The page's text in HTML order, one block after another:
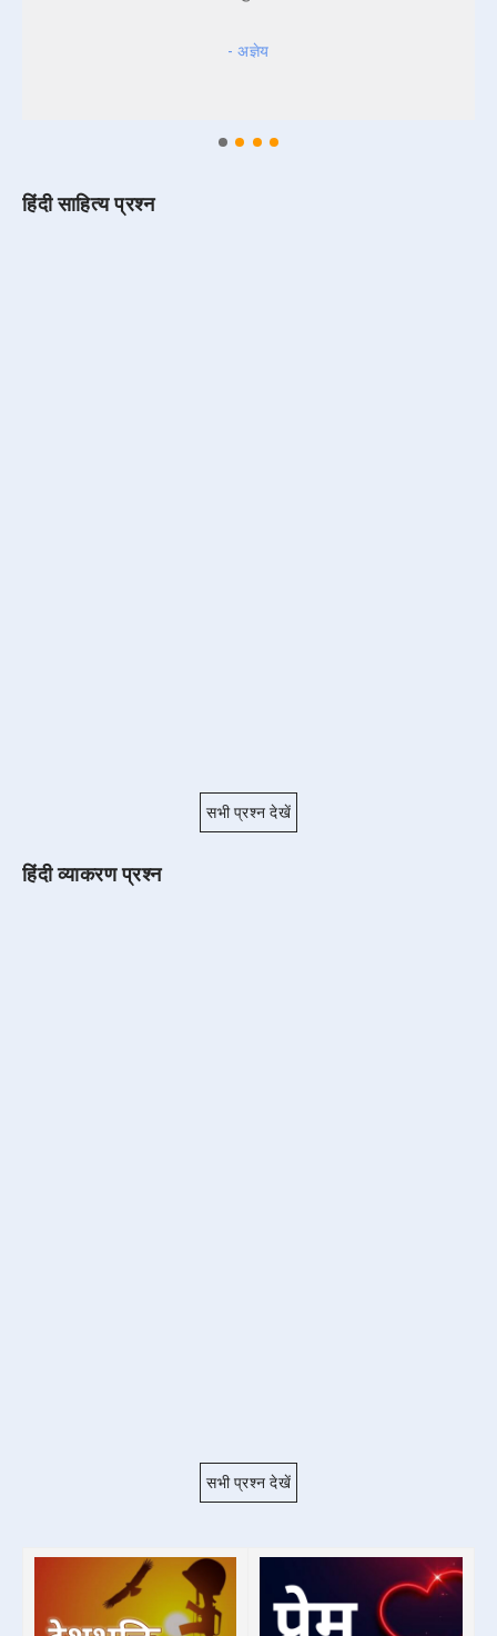
- अज्ञेय
हिंदी साहित्य प्रश्न
सभी प्रश्न देखें
हिंदी व्याकरण प्रश्न
सभी प्रश्न देखें